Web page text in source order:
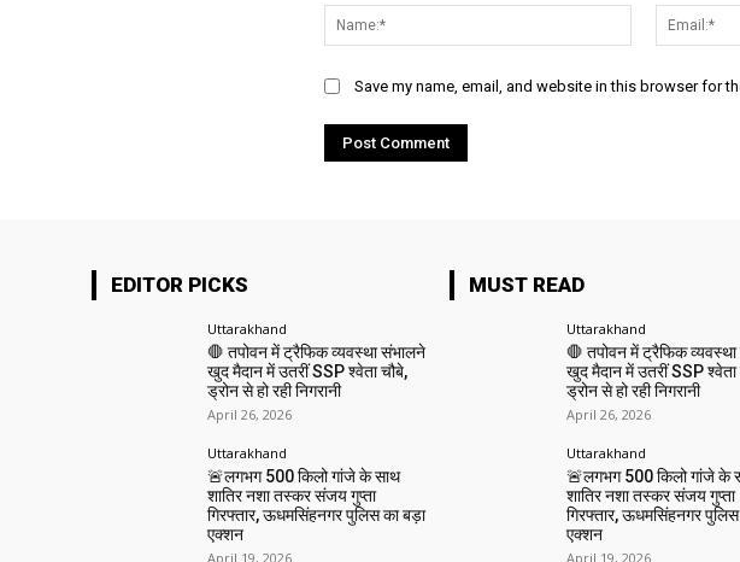
Name:*
Save my name, email, and website in this browser for
EDITOR PICKS
Uttarakhand
🛑 तपोवन में ट्रैफिक व्यवस्था संभालने
खुद मैदान में उतरीं SSP श्वेता चौबे,
ड्रोन से हो रही निगरानी
April 26, 2026
Uttarakhand
🚨लगभग 500 किलो गांजे के साथ
शातिर नशा तस्कर संजय गुप्ता
गिरफ्तार, ऊधमसिंहनगर पुलिस का बड़ा
एक्शन
April 19, 2026
MUST READ
Uttarakhand
🛑 तपोवन में ट्रैफिक
खुद मैदान में उतरीं SSP श्वेता
ड्रोन से हो रही निगरानी
April 26, 2026
Uttarakhand
🚨लगभग 500 किलो गांजे के
शातिर नशा तस्कर संजय गुप्ता
गिरफ्तार, ऊधमसिंहनगर
एक्शन
April 19, 2026